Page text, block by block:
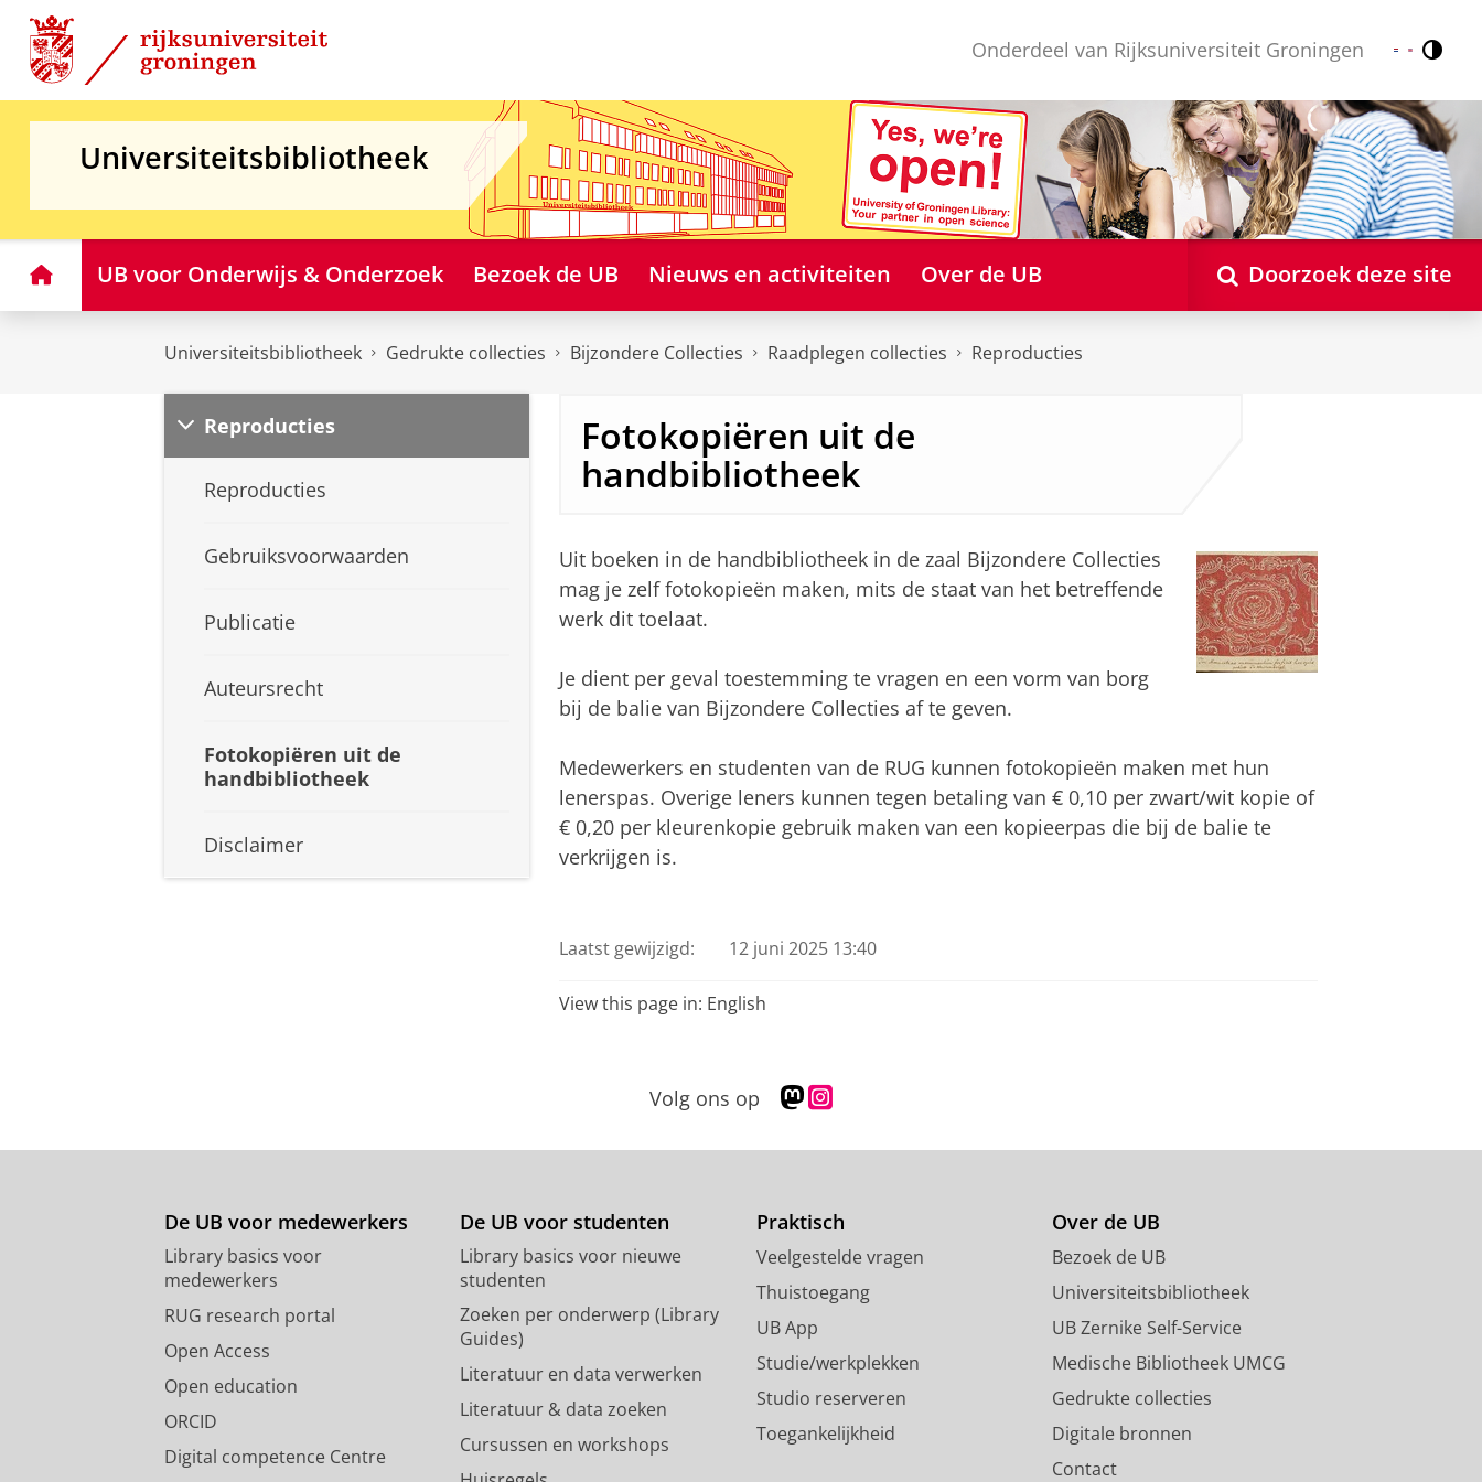
Skip
Content
Skip
Navigation
Onderdeel van Rijksuniversiteit Groningen Nederlands
English
Universiteitsbibliotheek
HomeUB voor Onderwijs & Onderzoek Bezoek de UB Nieuws en activiteiten Over de UB Doorzoek deze site
Universiteitsbibliotheek Gedrukte collecties Bijzondere Collecties Raadplegen collecties Reproducties
Reproducties
Reproducties
Gebruiksvoorwaarden
Publicatie
Auteursrecht
Fotokopiëren uit de
handbibliotheek
Disclaimer
Fotokopiëren uit de
handbibliotheek
Uit boeken in de handbibliotheek in de zaal Bijzondere Collecties
mag je zelf fotokopieën maken, mits de staat van het betreffende
werk dit toelaat.
Je dient per geval toestemming te vragen en een vorm van borg
bij de balie van Bijzondere Collecties af te geven.
Medewerkers en studenten van de RUG kunnen fotokopieën maken met hun
lenerspas. Overige leners kunnen tegen betaling van € 0,10 per zwart/wit kopie of
€ 0,20 per kleurenkopie gebruik maken van een kopieerpas die bij de balie te
verkrijgen is.
Laatst gewijzigd: 12 juni 2025 13:40
View this page in: English
Volg ons op
M
s
d
n
p
o
f
i
e
l
s
g
r
a
m
c
c
o
u
De UB voor medewerkers
Library basics voor
medewerkers
RUG research portal
Open Access
Open education
ORCID
Digital competence Centre
De UB voor studenten
Library basics voor nieuwe
studenten
Zoeken per onderwerp (Library
Guides)
Literatuur en data verwerken
Literatuur & data zoeken
Cursussen en workshops
Praktisch
Veelgestelde vragen
Thuistoegang
UB App
Studie/werkplekken
Studio reserveren
Toegankelijkheid
Over de UB
Bezoek de UB
Universiteitsbibliotheek
UB Zernike Self-Service
Medische Bibliotheek UMCG
Gedrukte collecties
Digitale bronnen
Contact